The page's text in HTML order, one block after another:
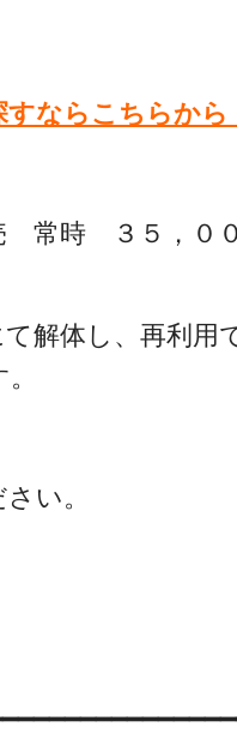
ならこちらから
常時 ３５，０
解体し、再利用
い。